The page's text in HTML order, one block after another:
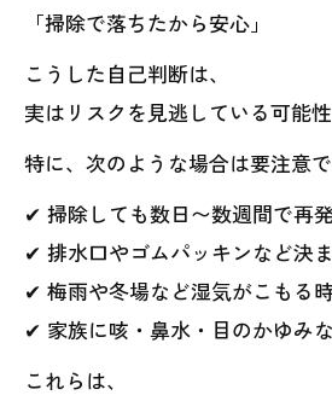
「掃除で落ちたから安心」
こうした自己判断は、
実はリスクを見逃している可能性
特に、次のような場合は要注意
✔ 掃除しても数日〜数週間で再
✔ 排水口やゴムパッキンなど決
✔ 梅雨や冬場など湿気がこもる
✔ 家族に咳・鼻水・目のかゆみ
これらは、